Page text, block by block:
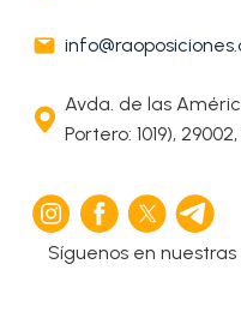
Avda. de las
Portero: 1019),
Síguenos en